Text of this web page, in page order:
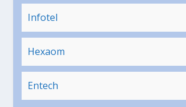
Infotel
Hexaom
Entech